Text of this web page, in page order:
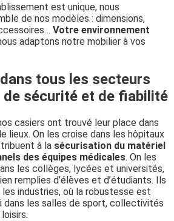
est unique, nous
de nos modèles : dimensions,
Votre environnement
adaptons notre mobilier à vos
tous les secteurs
de sécurité et de fiabilité
casiers ont trouvé leur place dans
lieux. On les croise dans les hôpitaux
à la sécurisation du matériel
des équipes médicales. On les
les collèges, lycées et universités,
remplies d’élèves et d’étudiants. Ils
les industries, où la robustesse est
dans les salles de sport, collectivités